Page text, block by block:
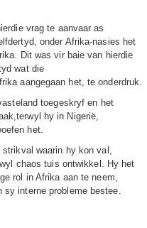
vrag te aanvaar as
onder Afrika-nasies het
Dit was vir baie van hierdie
wat die
aangegaan het, te onderdruk.
toegeskryf en het
hy in Nigerië,
het.
waarin hy kon val,
chaos tuis ontwikkel. Hy het
rol in Afrika aan te neem,
interne probleme bestee.